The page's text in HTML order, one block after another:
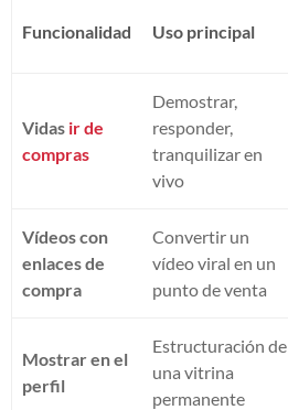
Funcionalidad Uso principal
Vidas ir de
compras
Demostrar,
responder,
tranquilizar en
vivo
Vídeos con
enlaces de
compra
Convertir un
vídeo viral en un
punto de venta
Mostrar en el
perfil
Estructuración de
una vitrina
permanente